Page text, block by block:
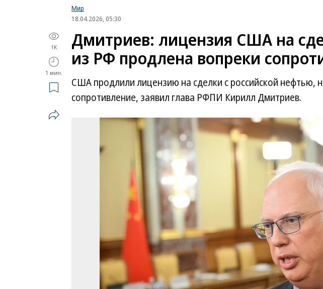
Мир
18.04.2026, 05:30
1K
1 мин.
Дмитриев: лицензия США на
из РФ продлена вопреки
США продлили лицензию на сделки с российской нефтью,
сопротивление, заявил глава РФПИ Кирилл Дмитриев.